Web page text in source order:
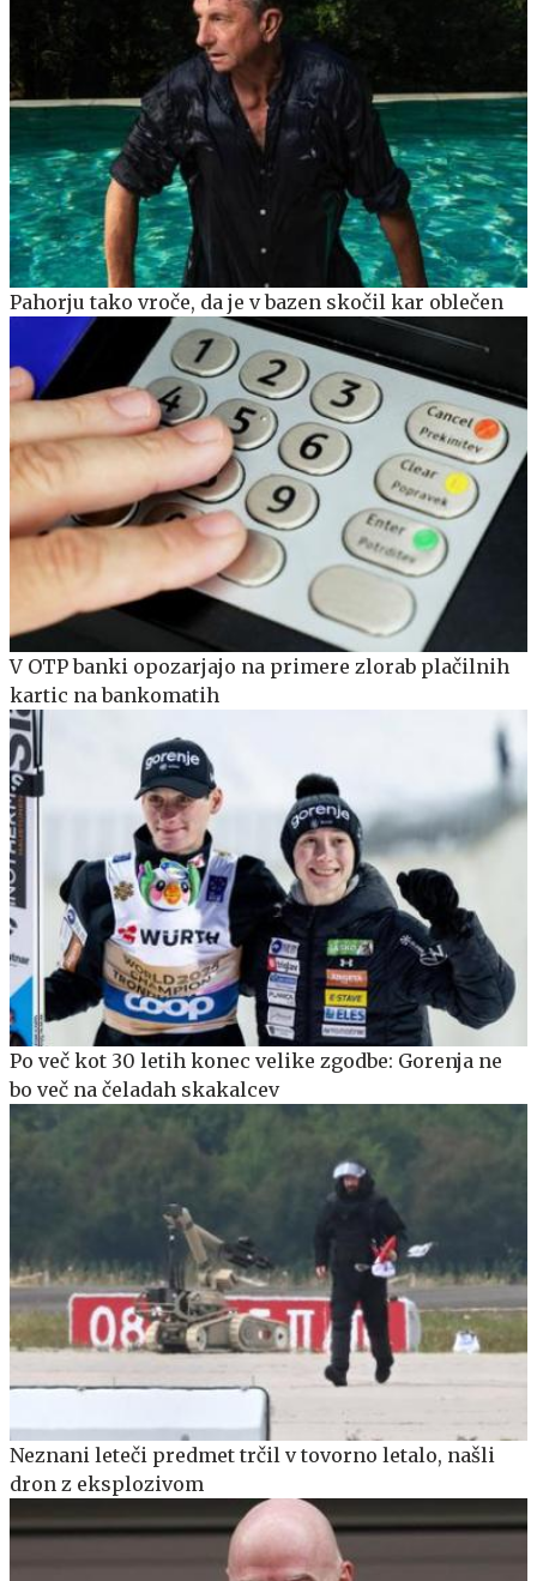
Pahorju tako vroče, da je v bazen skočil kar oblečen
V OTP banki opozarjajo na primere zlorab plačilnih
kartic na bankomatih
Po več kot 30 letih konec velike zgodbe: Gorenja ne
bo več na čeladah skakalcev
Neznani leteči predmet trčil v tovorno letalo, našli
dron z eksplozivom